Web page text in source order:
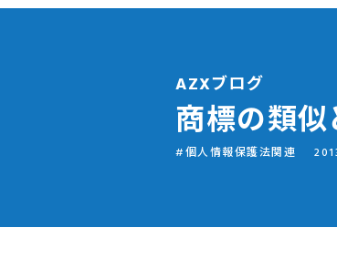
AZXブログ
商標の類似
個人情報保護法関連